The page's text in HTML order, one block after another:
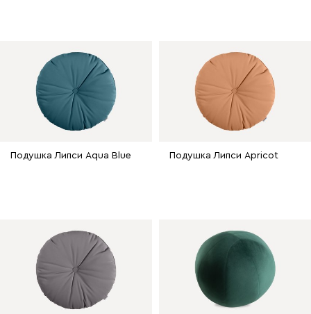
Подушка Липси Aqua Blue Подушка Липси Apricot